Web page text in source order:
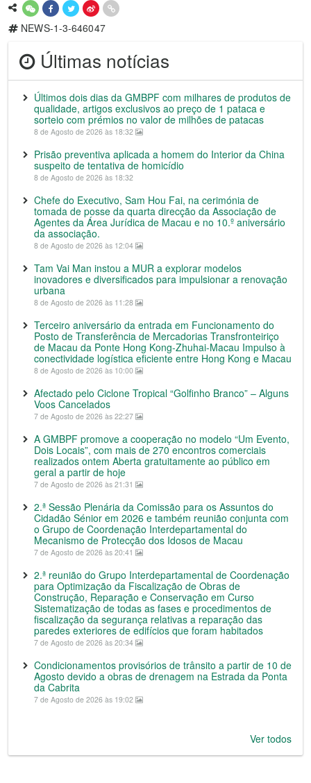
NEWS-1-3-646047
Últimas notícias
Últimos dois dias da GMBPF com milhares de produtos de
qualidade, artigos exclusivos ao preço de 1 pataca e
sorteio com prémios no valor de milhões de patacas
8 de Agosto de 2026 às 18:32
Prisão preventiva aplicada a homem do Interior da China
suspeito de tentativa de homicídio
8 de Agosto de 2026 às 18:32
Chefe do Executivo, Sam Hou Fai, na cerimónia de
tomada de posse da quarta direcção da Associação de
Agentes da Área Jurídica de Macau e no 10.º aniversário
da associação.
8 de Agosto de 2026 às 12:04
Tam Vai Man instou a MUR a explorar modelos
inovadores e diversificados para impulsionar a renovação
urbana
8 de Agosto de 2026 às 11:28
Terceiro aniversário da entrada em Funcionamento do
Posto de Transferência de Mercadorias Transfronteiriço
de Macau da Ponte Hong Kong-Zhuhai-Macau Impulso à
conectividade logística eficiente entre Hong Kong e Macau
8 de Agosto de 2026 às 10:00
Afectado pelo Ciclone Tropical “Golfinho Branco” – Alguns
Voos Cancelados
7 de Agosto de 2026 às 22:27
A GMBPF promove a cooperação no modelo “Um Evento,
Dois Locais”, com mais de 270 encontros comerciais
realizados ontem Aberta gratuitamente ao público em
geral a partir de hoje
7 de Agosto de 2026 às 21:31
2.ª Sessão Plenária da Comissão para os Assuntos do
Cidadão Sénior em 2026 e também reunião conjunta com
o Grupo de Coordenação Interdepartamental do
Mecanismo de Protecção dos Idosos de Macau
7 de Agosto de 2026 às 20:41
2.ª reunião do Grupo Interdepartamental de Coordenação
para Optimização da Fiscalização de Obras de
Construção, Reparação e Conservação em Curso
Sistematização de todas as fases e procedimentos de
fiscalização da segurança relativas a reparação das
paredes exteriores de edifícios que foram habitados
7 de Agosto de 2026 às 20:34
Condicionamentos provisórios de trânsito a partir de 10 de
Agosto devido a obras de drenagem na Estrada da Ponta
da Cabrita
7 de Agosto de 2026 às 19:02
Ver todos